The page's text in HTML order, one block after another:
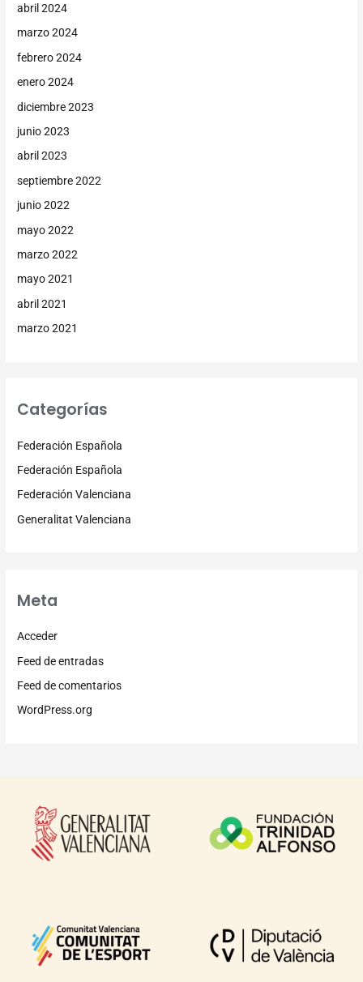
abril 2024
marzo 2024
febrero 2024
enero 2024
diciembre 2023
junio 2023
abril 2023
septiembre 2022
junio 2022
mayo 2022
marzo 2022
mayo 2021
abril 2021
marzo 2021
Categorías
Federación Española
Federación Española
Federación Valenciana
Generalitat Valenciana
Meta
Acceder
Feed de entradas
Feed de comentarios
WordPress.org